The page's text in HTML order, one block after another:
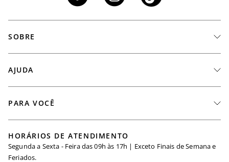
SOBRE
Seja um Revendedor
Igualdade Salarial
AJUDA
Minha Conta
Trocas
PARA VOCÊ
Maternidade
HORÁRIOS DE ATENDIMENTO
Segunda a Sexta - Feira das 09h às 17h | Exceto Finais de Semana e
Feriados.